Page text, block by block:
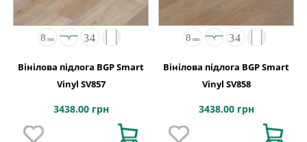
Вінілова підлога BGP Smart
Vinyl SV857
3438.00 грн
Вінілова підлога BGP Smart
Vinyl SV858
3438.00 грн